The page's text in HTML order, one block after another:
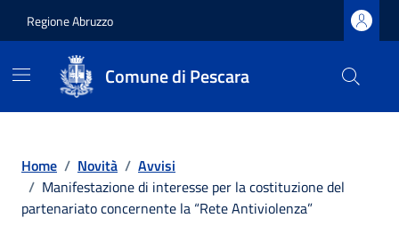
Regione Abruzzo
Comune di Pescara
Home / Novità / Avvisi
/ Manifestazione di interesse per la costituzione del
partenariato concernente la “Rete Antiviolenza”